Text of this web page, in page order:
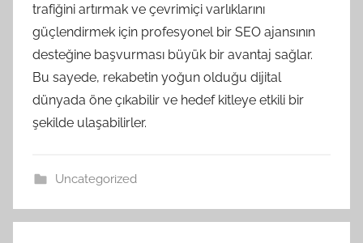
trafiğini artırmak ve çevrimiçi varlıklarını
güçlendirmek için profesyonel bir SEO ajansının
desteğine başvurması büyük bir avantaj sağlar.
Bu sayede, rekabetin yoğun olduğu dijital
dünyada öne çıkabilir ve hedef kitleye etkili bir
şekilde ulaşabilirler.
Uncategorized